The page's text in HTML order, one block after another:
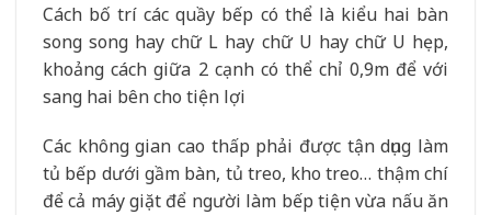
Cách bố trí các quầy bếp có thể là kiểu hai bàn
song song hay chữ L hay chữ U hay chữ U hẹp,
khoảng cách giữa 2 cạnh có thể chỉ 0,9m để với
sang hai bên cho tiện lợi
Các không gian cao thấp phải được tận dụng làm
tủ bếp dưới gầm bàn, tủ treo, kho treo… thậm chí
để cả máy giặt để người làm bếp tiện vừa nấu ăn